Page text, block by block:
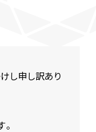
し申し訳あり